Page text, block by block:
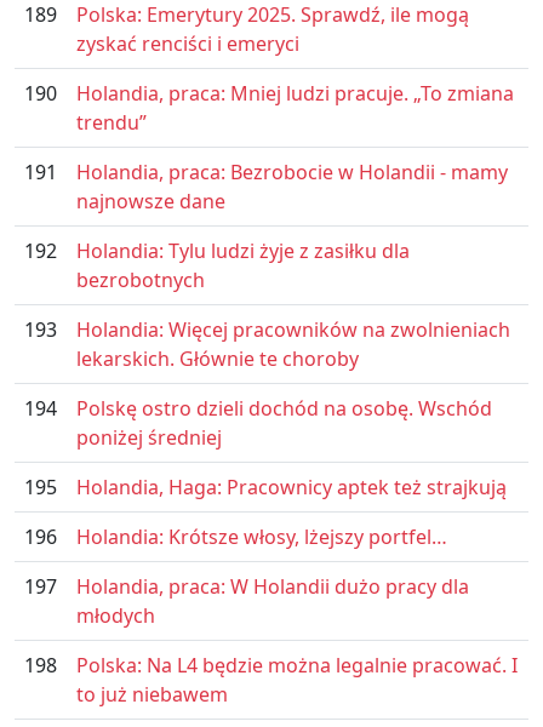
189
Polska: Emerytury 2025. Sprawdź, ile mogą
zyskać renciści i emeryci
190
Holandia, praca: Mniej ludzi pracuje. „To zmiana
trendu”
191
Holandia, praca: Bezrobocie w Holandii - mamy
najnowsze dane
192
Holandia: Tylu ludzi żyje z zasiłku dla
bezrobotnych
193
Holandia: Więcej pracowników na zwolnieniach
lekarskich. Głównie te choroby
194
Polskę ostro dzieli dochód na osobę. Wschód
poniżej średniej
195
Holandia, Haga: Pracownicy aptek też strajkują
196
Holandia: Krótsze włosy, lżejszy portfel…
197
Holandia, praca: W Holandii dużo pracy dla
młodych
198
Polska: Na L4 będzie można legalnie pracować. I
to już niebawem